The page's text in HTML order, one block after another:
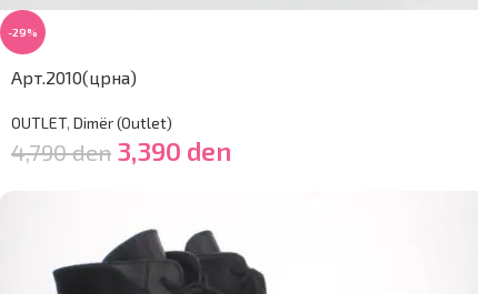
-29%
Арт.2010(црна)
OUTLET, Dimër (Outlet)
4,790den 3,390 den